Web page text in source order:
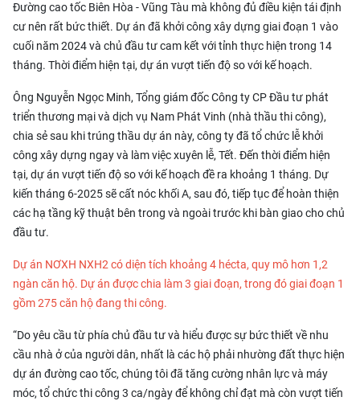
Đường cao tốc Biên Hòa - Vũng Tàu mà không đủ điều kiện tái định
cư nên rất bức thiết. Dự án đã khởi công xây dựng giai đoạn 1 vào
cuối năm 2024 và chủ đầu tư cam kết với tỉnh thực hiện trong 14
tháng. Thời điểm hiện tại, dự án vượt tiến độ so với kế hoạch.
Ông Nguyễn Ngọc Minh, Tổng giám đốc Công ty CP Đầu tư phát
triển thương mại và dịch vụ Nam Phát Vinh (nhà thầu thi công),
chia sẻ sau khi trúng thầu dự án này, công ty đã tổ chức lễ khởi
công xây dựng ngay và làm việc xuyên lễ, Tết. Đến thời điểm hiện
tại, dự án vượt tiến độ so với kế hoạch đề ra khoảng 1 tháng. Dự
kiến tháng 6-2025 sẽ cất nóc khối A, sau đó, tiếp tục để hoàn thiện
các hạ tầng kỹ thuật bên trong và ngoài trước khi bàn giao cho chủ
đầu tư.
Dự án NƠXH NXH2 có diện tích khoảng 4 hécta, quy mô hơn 1,2
ngàn căn hộ. Dự án được chia làm 3 giai đoạn, trong đó giai đoạn 1
gồm 275 căn hộ đang thi công.
“Do yêu cầu từ phía chủ đầu tư và hiểu được sự bức thiết về nhu
cầu nhà ở của người dân, nhất là các hộ phải nhường đất thực hiện
dự án đường cao tốc, chúng tôi đã tăng cường nhân lực và máy
móc, tổ chức thi công 3 ca/ngày để không chỉ đạt mà còn vượt tiến